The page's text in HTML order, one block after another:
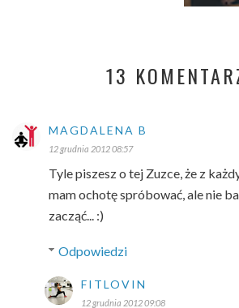
13
MAGDALENA B
12 grudnia 2012 08:57
Tyle piszesz o tej Zuzce, że z
mam ochotę spróbować, ale nie
zacząć... :)
Odpowiedzi
FITLOVIN
12 grudnia 2012 09:08